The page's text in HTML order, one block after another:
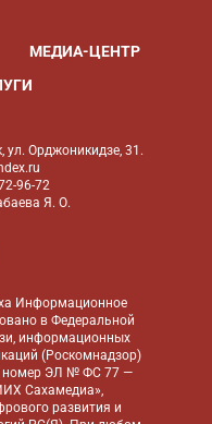
МЕДИА-ЦЕНТР
ул. Орджоникидзе, 31.
96-72
Я. О.
Информационное
в Федеральной
информационных
(Роскомнадзор)
номер ЭЛ № ФС 77 —
Сахамедиа»,
развития и